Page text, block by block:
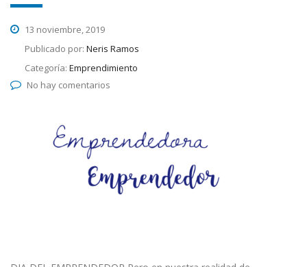
13 noviembre, 2019
Publicado por: Neris Ramos
Categoría: Emprendimiento
No hay comentarios